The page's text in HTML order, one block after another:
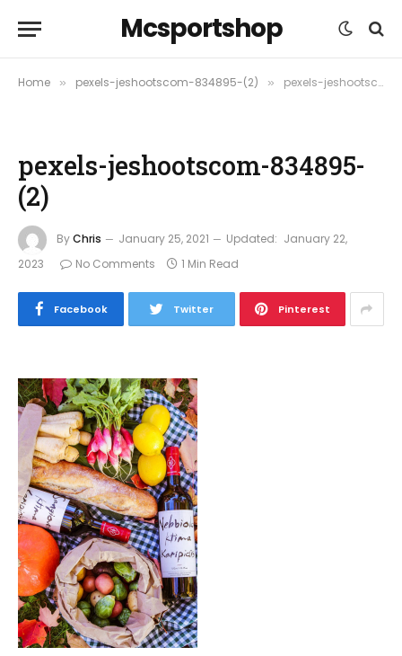
Mcsportshop
Home » pexels-jeshootscom-834895-(2) » pexels-jeshootscom-834895-(2)
pexels-jeshootscom-834895-
(2)
ByChris January 25, 2021 Updated: January 22,
2023
No Comments 1 Min Read
Facebook Twitter Pinterest